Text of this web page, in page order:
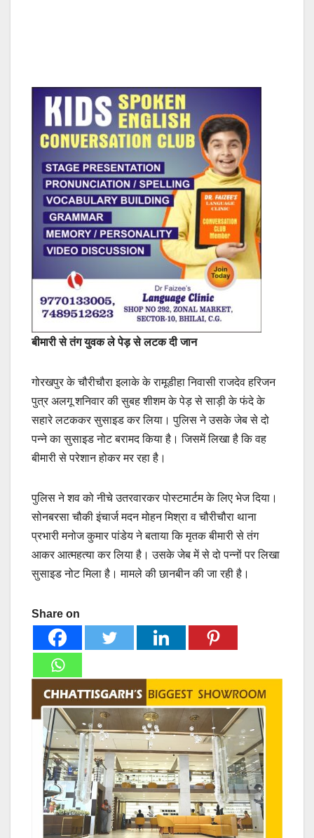
बीमारी से तंग युवक ले पेड़ से लटक दी जान
गोरखपुर के चौरीचौरा इलाके के रामूडीहा निवासी राजदेव हरिजन
पुत्र अलगू शनिवार की सुबह शीशम के पेड़ से साड़ी के फंदे के
सहारे लटककर सुसाइड कर लिया। पुलिस ने उसके जेब से दो
पन्ने का सुसाइड नोट बरामद किया है। जिसमें लिखा है कि वह
बीमारी से परेशान होकर मर रहा है।
पुलिस ने शव को नीचे उतरवारकर पोस्टमार्टम के लिए भेज दिया।
सोनबरसा चौकी इंचार्ज मदन मोहन मिश्रा व चौरीचौरा थाना
प्रभारी मनोज कुमार पांडेय ने बताया कि मृतक बीमारी से तंग
आकर आत्महत्या कर लिया है। उसके जेब में से दो पन्नों पर लिखा
सुसाइड नोट मिला है। मामले की छानबीन की जा रही है।
Share on